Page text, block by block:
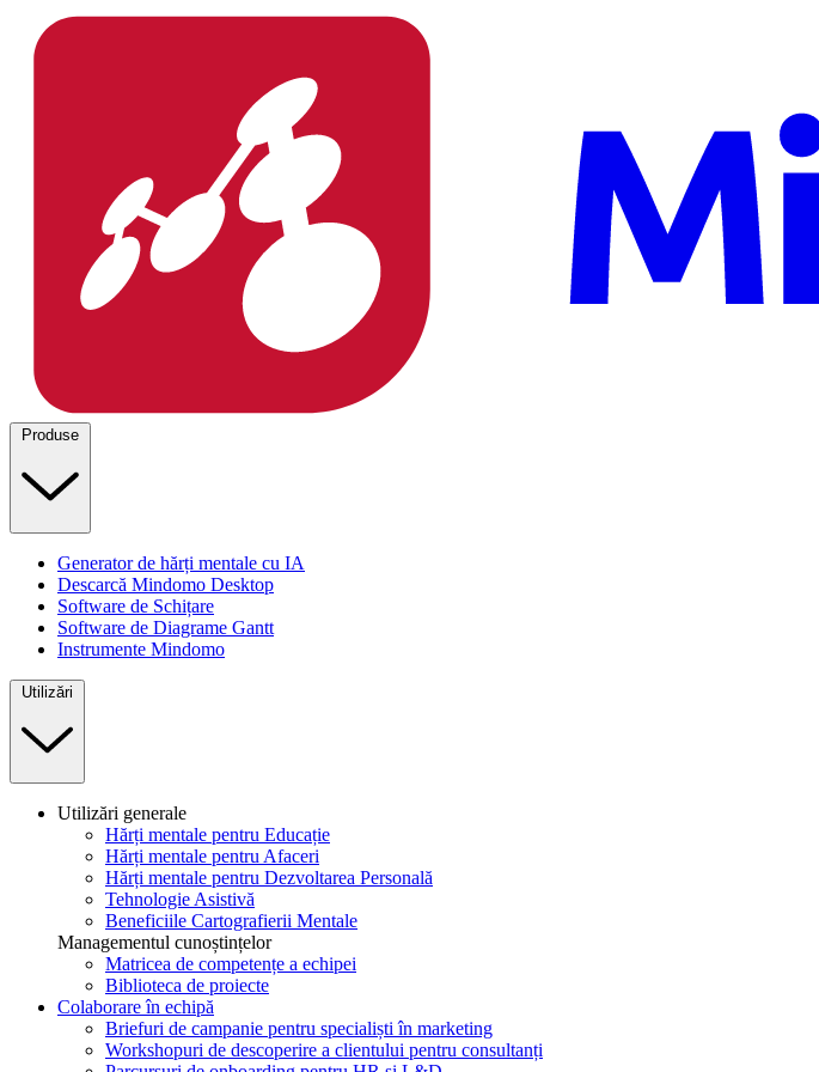
Produse
Generator de hărți mentale cu IA
Descarcă Mindomo Desktop
Software de Schițare
Software de Diagrame Gantt
Instrumente Mindomo
Utilizări
Utilizări generale
Hărți mentale pentru Educație
Hărți mentale pentru Afaceri
Hărți mentale pentru Dezvoltarea Personală
Tehnologie Asistivă
Beneficiile Cartografierii Mentale
Managementul cunoștințelor
Matricea de competențe a echipei
Biblioteca de proiecte
Colaborare în echipă
Briefuri de campanie pentru specialiști în marketing
Workshopuri de descoperire a clientului pentru consultanți